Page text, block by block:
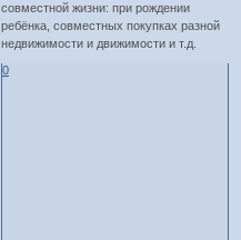
совместной жизни: при рождении
ребёнка, совместных покупках разной
недвижимости и движимости и т.д.
0